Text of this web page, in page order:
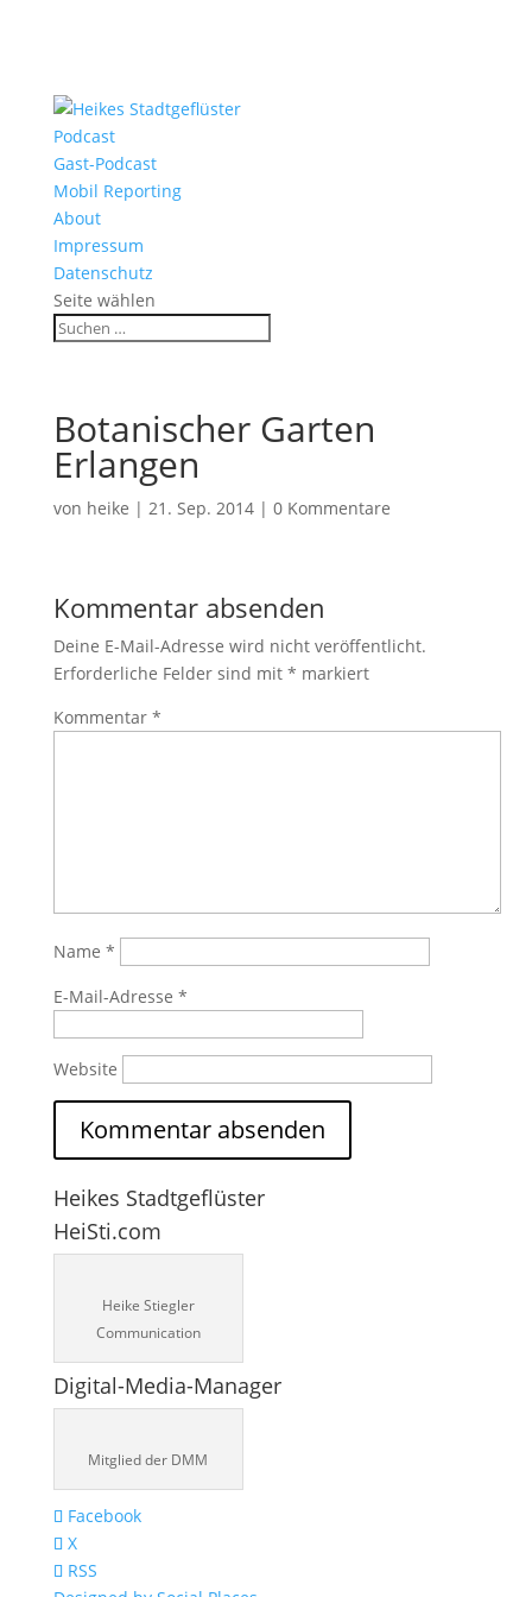
Podcast
Gast-Podcast
Mobil Reporting
About
Impressum
Datenschutz
Seite wählen
Botanischer Garten
Erlangen
von heike | 21. Sep. 2014| 0 Kommentare
Kommentar absenden
Deine E-Mail-Adresse wird nicht veröffentlicht.
Erforderliche Felder sind mit * markiert
Kommentar *
Name *
E-Mail-Adresse *
Website
Heikes Stadtgeflüster
HeiSti.com
Heike Stiegler
Communication
Digital-Media-Manager
Mitglied der DMM
Facebook
X
RSS